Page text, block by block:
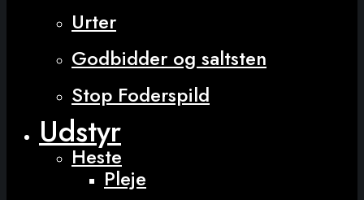
Urter
Godbidder og saltsten
Stop Foderspild
Udstyr
Heste
Pleje